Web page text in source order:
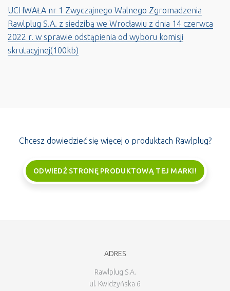
UCHWAŁA nr 1 Zwyczajnego Walnego Zgromadzenia
Rawlplug S.A. z siedzibą we Wrocławiu z dnia 14 czerwca
2022 r. w sprawie odstąpienia od wyboru komisji
skrutacyjnej(100kb)
Chcesz dowiedzieć się więcej o produktach Rawlplug?
ODWIEDŹ STRONĘ PRODUKTOWĄ TEJ MARKI!
ADRES
Rawlplug S.A.
ul. Kwidzyńska 6